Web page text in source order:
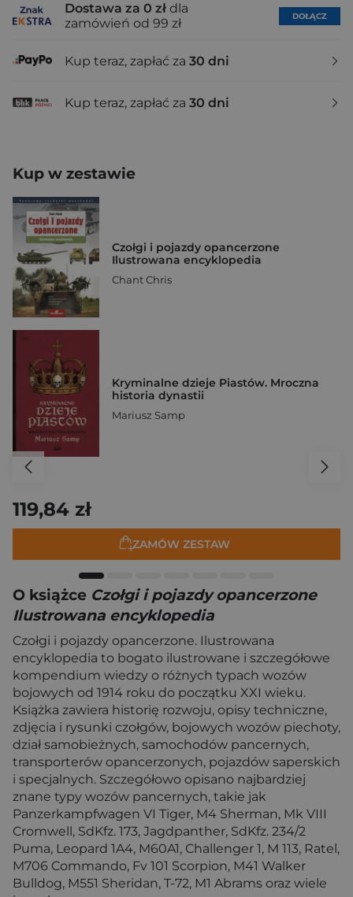
Dostawa za 0 zł dla
zamówień od 99 zł
DOŁĄCZ
Kup teraz, zapłać za 30 dni
Kup teraz, zapłać za 30 dni
Kup w zestawie
Czołgi i pojazdy opancerzone
Ilustrowana encyklopedia
Chant Chris
Kryminalne dzieje Piastów. Mroczna
historia dynastii
Mariusz Samp
119,84 zł
ZAMÓW ZESTAW
O książce Czołgi i pojazdy opancerzone
Ilustrowana encyklopedia
Czołgi i pojazdy opancerzone. Ilustrowana
encyklopedia to bogato ilustrowane i szczegółowe
kompendium wiedzy o różnych typach wozów
bojowych od 1914 roku do początku XXI wieku.
Książka zawiera historię rozwoju, opisy techniczne,
zdjęcia i rysunki czołgów, bojowych wozów piechoty,
dział samobieżnych, samochodów pancernych,
transporterów opancerzonych, pojazdów saperskich
i specjalnych. Szczegółowo opisano najbardziej
znane typy wozów pancernych, takie jak
Panzerkampfwagen VI Tiger, M4 Sherman, Mk VIII
Cromwell, SdKfz. 173, Jagdpanther, SdKfz. 234/2
Puma, Leopard 1A4, M60A1, Challenger 1, M 113, Ratel,
M706 Commando, Fv 101 Scorpion, M41 Walker
Bulldog, M551 Sheridan, T-72, M1 Abrams oraz wiele